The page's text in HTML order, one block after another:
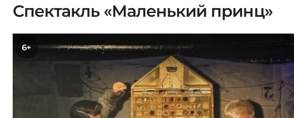
Спектакль «Маленький принц»
6+